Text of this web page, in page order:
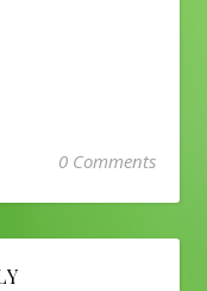
0 Comments